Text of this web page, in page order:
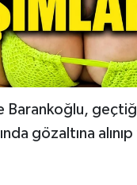
Barankoğlu,
gözaltına